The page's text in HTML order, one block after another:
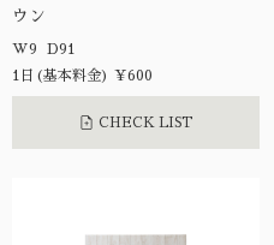
ウン
W9 D91
1日(基本料金) ¥600
CHECK LIST